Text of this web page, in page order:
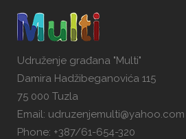
Udruženje građana "Multi"
Damira Hadžibeganovića 115
75 000 Tuzla
Email: udruzenjemulti@yahoo.com
Phone: +387/61-654-320